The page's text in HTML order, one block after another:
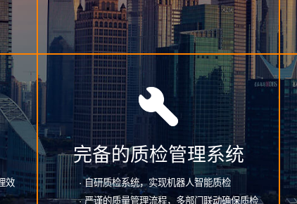
效
完备的质检管理系统
· 自研质检系统，实现机器人智能质检
· 严谨的质量管理流程，多部门联动确保质检